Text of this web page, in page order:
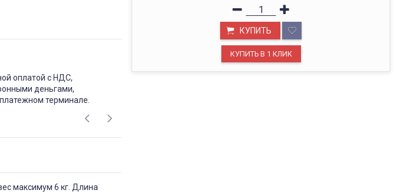
КУПИТЬ
оплатой с НДС,
деньгами,
терминале.
ОФИС В МОСКВЕ
максимум 6 кг. Длина